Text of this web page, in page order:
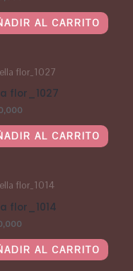
AL CARRITO
flor_1027
AL CARRITO
flor_1014
AL CARRITO